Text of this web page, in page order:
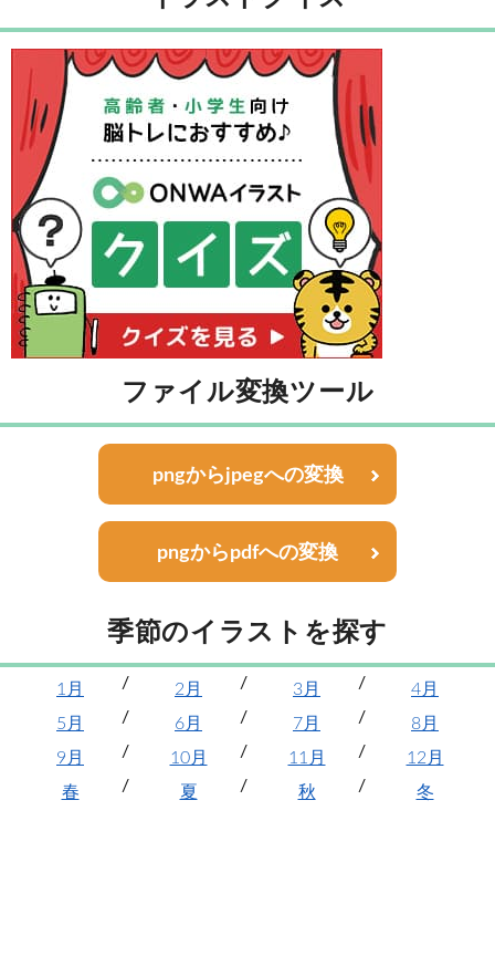
ファイル変換ツール
pngからjpegへの変換
pngからpdfへの変換
季節のイラストを探す
1月 2月 3月
4月
5月
6月 7月
8月
9月
10月 11月
12月
春
夏 秋 冬